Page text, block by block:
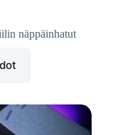
näppäinhatut